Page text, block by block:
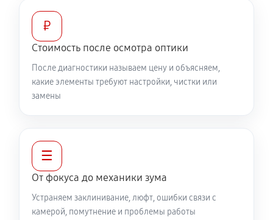
Протяжка соединений трансфокатора
Замена светофильтра объектива Canon EF-S 18-
135mm f/3.5-5.6 IS USM
₽
Стоимость после осмотра оптики
После диагностики называем цену и объясняем,
какие элементы требуют настройки, чистки или
замены
☰
От фокуса до механики зума
Устраняем заклинивание, люфт, ошибки связи с
камерой, помутнение и проблемы работы